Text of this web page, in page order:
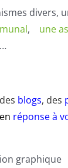
divers,
, une
…
blogs, des
réponse à
graphique